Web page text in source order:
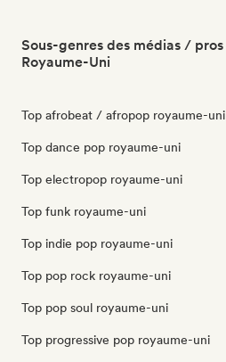
Sous-genres des médias / pros
Royaume-Uni
Top afrobeat / afropop royaume-uni
Top dance pop royaume-uni
Top electropop royaume-uni
Top funk royaume-uni
Top indie pop royaume-uni
Top pop rock royaume-uni
Top pop soul royaume-uni
Top progressive pop royaume-uni